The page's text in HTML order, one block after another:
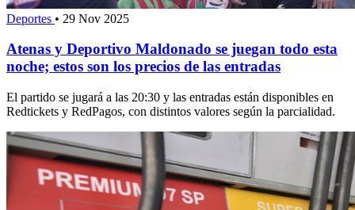
Deportes • 29 Nov 2025
Atenas y Deportivo Maldonado se juegan todo esta
noche; estos son los precios de las entradas
El partido se jugará a las 20:30 y las entradas están disponibles en
Redtickets y RedPagos, con distintos valores según la parcialidad.